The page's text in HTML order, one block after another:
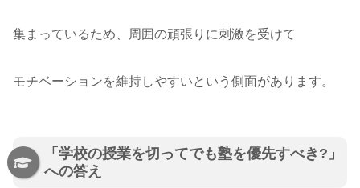
集まっているため、周囲の頑張りに刺激を受けて
モチベーションを維持しやすいという側面があります。
「学校の授業を切ってでも塾を優先すべき?」
への答え